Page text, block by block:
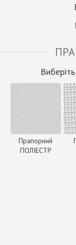
Прапорний
ПОЛІЕСТР